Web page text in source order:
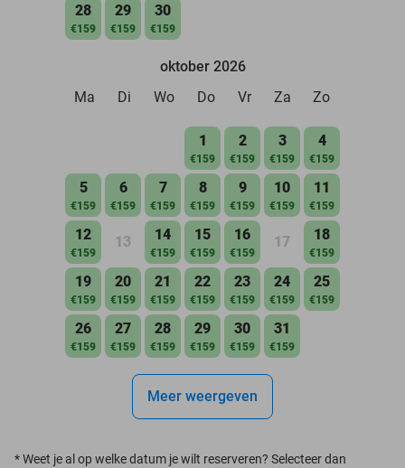
28
€159
29
€159
30
€159
oktober 2026
Ma
Di Wo Do Vr Za Zo
1
€159
2
€159
3
€159
4
€159
5
€159
6
€159
7
€159
8
€159
9
€159
10
€159
11
€159
12
€159
13 14
€159
15
€159
16
€159
17 18
€159
19
€159
20
€159
21
€159
22
€159
23
€159
24
€159
25
€159
26
€159
27
€159
28
€159
29
€159
30
€159
31
€159
Meer weergeven
*Weet je al op welke datum je wilt reserveren? Selecteer dan